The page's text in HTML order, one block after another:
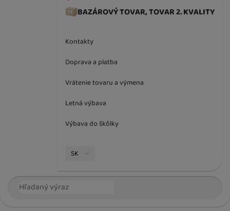
BAZÁROVÝ TOVAR, TOVAR 2. KVALITY
Kontakty
Doprava a platba
Vrátenie tovaru a výmena
Letná výbava
Výbava do škôlky
Jazyková verzia
SK
Vyhľadávanie